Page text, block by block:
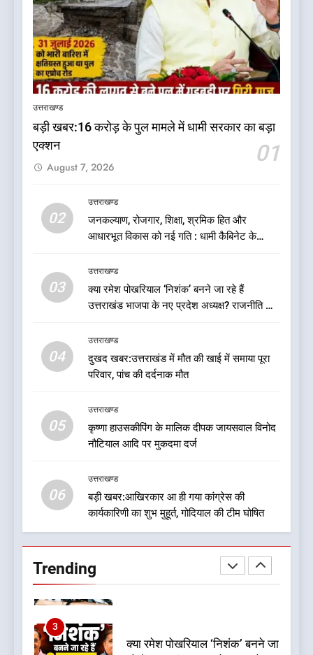
उत्तराखण्ड
बड़ी खबर:16 करोड़ के पुल मामले में धामी सरकार का बड़ा
एक्शन
01
August 7, 2026
02
उत्तराखण्ड
जनकल्याण, रोजगार, शिक्षा, श्रमिक हित और
आधारभूत विकास को नई गति : धामी कैबिनेट के
03
उत्तराखण्ड
क्या रमेश पोखरियाल ‘निशंक’ बनने जा रहे हैं
उत्तराखंड भाजपा के नए प्रदेश अध्यक्ष? राजनीति के
04
उत्तराखण्ड
दुखद खबर:उत्तराखंड में मौत की खाई में समाया पूरा
परिवार, पांच की दर्दनाक मौत
05
उत्तराखण्ड
कृष्णा हाउसकीपिंग के मालिक दीपक जायसवाल विनोद
नौटियाल आदि पर मुकदमा दर्ज
06
उत्तराखण्ड
बड़ी खबर:आखिरकार आ ही गया कांग्रेस की
कार्यकारिणी का शुभ मुहूर्त, गोदियाल की टीम घोषित
Trending
5
कृष्णा हाउसकीपिंग के मालिक दीपक
जायसवाल विनोद नौटियाल आदि पर
6
मुख्यमंत्री को भी मिली जिम्मेदारी
उत्तराखण्ड
देखें वीडियो:कांग्रेस का 2027 के
चुनाव जीतने पर फोकस पूरा, लेकिन
1
बड़ी खबर:16 करोड़ के पुल मामले में
जनकल्याण, रोजगार, शिक्षा, श्रमिक
हित और आधारभूत विकास को नई
गति : धामी कैबिनेट के ऐतिहासिक
रहे हैं उत्तराखंड भाजपा के नए प्रदेश